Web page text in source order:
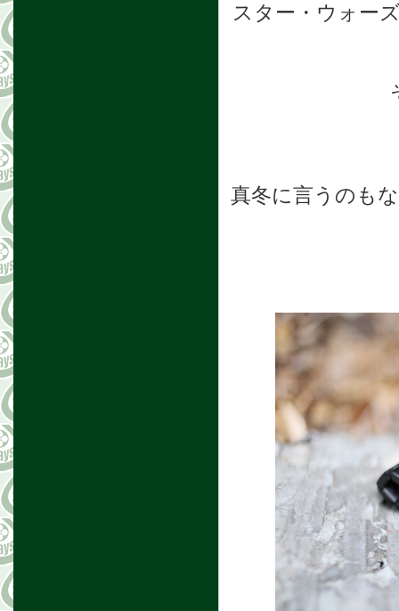
スター・ウォー
真冬に言うのも